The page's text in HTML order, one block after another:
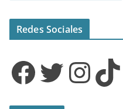
Redes Sociales
Facebook Twitter InstagramTikTok